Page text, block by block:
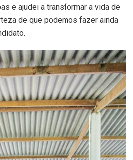
e ajudei a transformar a vida de
de que podemos fazer ainda